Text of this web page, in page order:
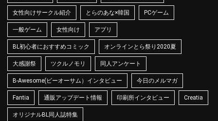
女性向けサークル紹介 とらのあな×韓国 PCゲーム
一般ゲーム 女性向け アプリ
BL初心者におすすめコミック オンラインとら祭り2020夏
大感謝祭 ツクルノモリ 同人アンケート
B-Awesome(ビーオーサム）インタビュー 今日のメルマガ
Fantia 通販アップデート情報 印刷所インタビュー Creatia
オリジナルBL同人誌特集